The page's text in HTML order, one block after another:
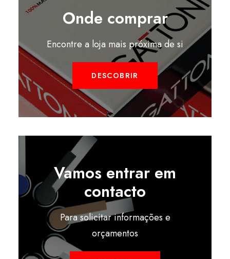
Onde comprar
Encontre a loja mais próxima de si
DESCOBRIR
Vamos entrar em
contacto
Para solicitar informações e
orçamentos